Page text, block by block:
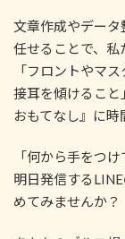
文章作成やデータ
任せることで、私
「フロントやマ
接耳を傾けるこ
おもてなし』に時
「何から手をつ
明日発信する
めてみませんか？